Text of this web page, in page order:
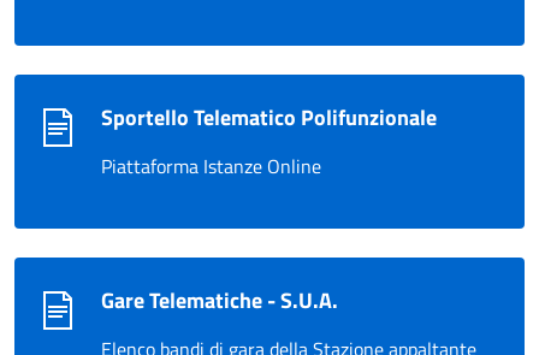
Sportello Telematico Polifunzionale
Piattaforma Istanze Online
Gare Telematiche - S.U.A.
Elenco bandi di gara della Stazione appaltante